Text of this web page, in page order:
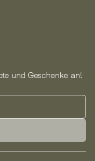
und Geschenke an!